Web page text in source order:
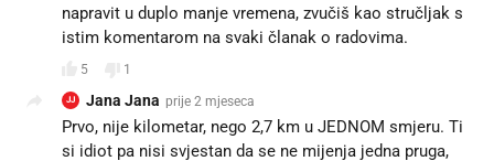
napravit u duplo manje vremena, zvučiš kao stručljak s
istim komentarom na svaki članak o radovima.
5 1
JJ Jana Jana prije 2 mjeseca
Prvo, nije kilometar, nego 2,7 km u JEDNOM smjeru. Ti
si idiot pa nisi svjestan da se ne mijenja jedna pruga,